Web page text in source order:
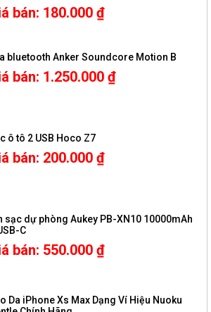
Cable )
bán: 180.000 ₫
bluetooth Anker Soundcore Motion B
bán: 1.250.000 ₫
ô tô 2 USB Hoco Z7
bán: 200.000 ₫
sạc dự phòng Aukey PB-XN10 10000mAh
C
bán: 550.000 ₫
Da iPhone Xs Max Dạng Ví Hiệu Nuoku